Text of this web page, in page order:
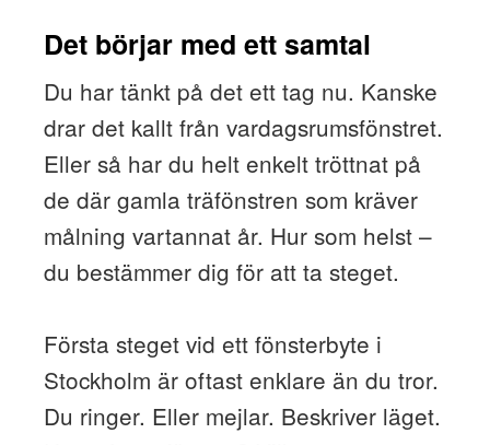
Det börjar med ett samtal
Du har tänkt på det ett tag nu. Kanske
drar det kallt från vardagsrumsfönstret.
Eller så har du helt enkelt tröttnat på
de där gamla träfönstren som kräver
målning vartannat år. Hur som helst –
du bestämmer dig för att ta steget.
Första steget vid ett fönsterbyte i
Stockholm är oftast enklare än du tror.
Du ringer. Eller mejlar. Beskriver läget.